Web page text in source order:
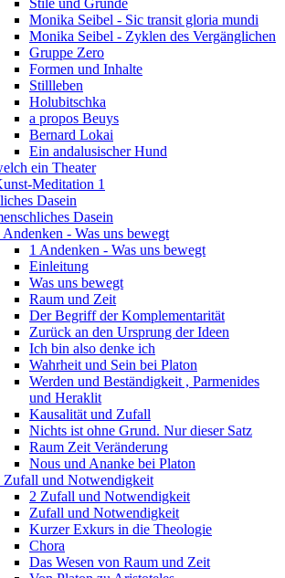
Monika Seibel - Sic transit gloria mundi
Monika Seibel - Zyklen des Vergänglichen
Gruppe Zero
Formen und Inhalte
Stillleben
Holubitschka
a propos Beuys
Bernard Lokai
Ein andalusischer Hund
ein Theater
Meditation 1
Dasein
Dasein
Andenken - Was uns bewegt
1 Andenken - Was uns bewegt
Einleitung
Was uns bewegt
Raum und Zeit
Der Begriff der Komplementarität
Zurück an den Ursprung der Ideen
Ich bin also denke ich
Wahrheit und Sein bei Platon
Werden und Beständigkeit , Parmenides
und Heraklit
Kausalität und Zufall
Nichts ist ohne Grund. Nur dieser Satz
Raum Zeit Veränderung
Nous und Ananke bei Platon
Zufall und Notwendigkeit
2 Zufall und Notwendigkeit
Zufall und Notwendigkeit
Kurzer Exkurs in die Theologie
Chora
Das Wesen von Raum und Zeit